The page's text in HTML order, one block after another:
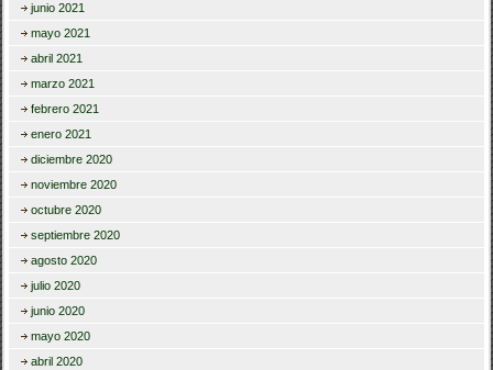
junio 2021
mayo 2021
abril 2021
marzo 2021
febrero 2021
enero 2021
diciembre 2020
noviembre 2020
octubre 2020
septiembre 2020
agosto 2020
julio 2020
junio 2020
mayo 2020
abril 2020